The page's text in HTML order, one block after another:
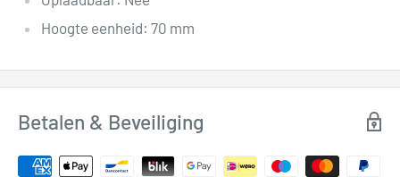
Hoogte eenheid: 70 mm
Betalen & Beveiliging